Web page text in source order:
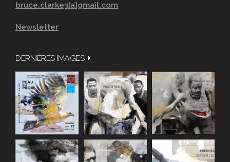
bruce.clarke3[a]gmail.com
Newsletter
DERNIÈRES IMAGES